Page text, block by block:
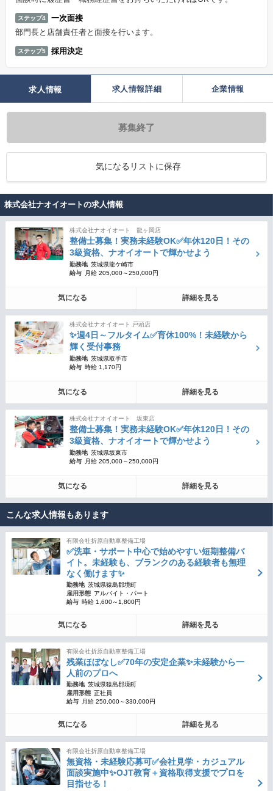
ステップ4
一次面接
部門長と店舗責任者と面接を行います。
ステップ5 採用決定
求人情報 求人情報詳細 企業情報
募集終了
気になるリストに保存
株式会社ナオイオートの求人情報
株式会社ナオイオート 龍ヶ岡店
整備士募集！実務未経験OK✅年休120日！その
3級資格、ナオイオートで輝かせよう
勤務地 茨城県龍ケ崎市
給与
月給 205,000～250,000円
気になる 詳細を見る
株式会社ナオイオート 戸頭店
✨週4日～フルタイム✅育休100%！未経験から
輝く受付事務
勤務地 茨城県取手市
給与 時給 1,170円
気になる 詳細を見る
株式会社ナオイオート 坂東店
整備士募集！実務未経験OK✅年休120日！その
3級資格、ナオイオートで輝かせよう
勤務地 茨城県坂東市
給与
月給 205,000～250,000円
気になる 詳細を見る
こんな求人情報もあります
有限会社折原自動車整備工場
✅洗車・サポート中心で始めやすい短期整備バ
イト。未経験も、ブランクのある経験者も無理
なく働けます✨
勤務地 茨城県猿島郡境町
雇用形態 アルバイト・パート
給与 時給 1,600～1,800円
気になる 詳細を見る
有限会社折原自動車整備工場
残業ほぼなし✅70年の安定企業✨未経験から一
人前のプロへ
勤務地 茨城県猿島郡境町
雇用形態 正社員
給与
月給 250,000～330,000円
気になる 詳細を見る
有限会社折原自動車整備工場
無資格・未経験応募可✅会社見学・カジュアル
面談実施中✨OJT教育＋資格取得支援でプロを
目指せる！